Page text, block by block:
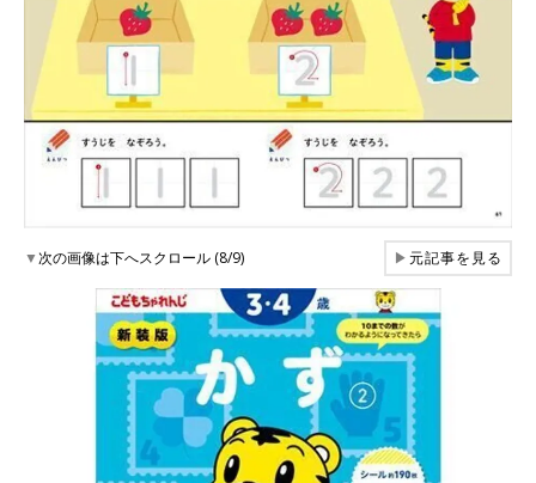
▼次の画像は下へスクロール (8/9) ▶元記事を見る